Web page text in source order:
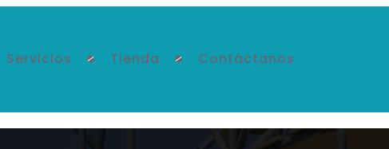
Servicios Tienda Contáctanos